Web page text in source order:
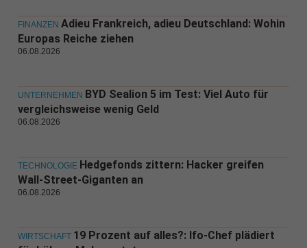
FINANZEN Adieu Frankreich, adieu Deutschland: Wohin
Europas Reiche ziehen
06.08.2026
UNTERNEHMEN BYD Sealion 5 im Test: Viel Auto für
vergleichsweise wenig Geld
06.08.2026
TECHNOLOGIE Hedgefonds zittern: Hacker greifen
Wall-Street-Giganten an
06.08.2026
WIRTSCHAFT 19 Prozent auf alles?: Ifo-Chef plädiert